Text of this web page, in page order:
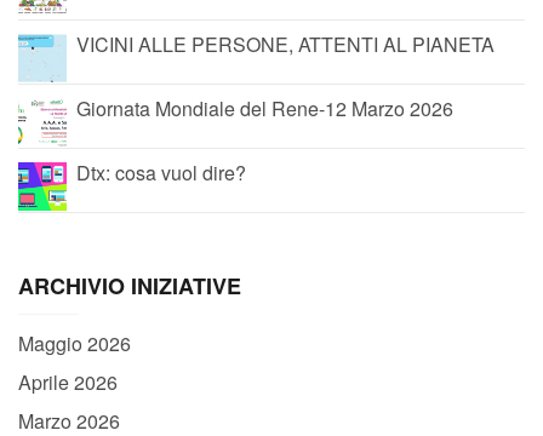
VICINI ALLE PERSONE, ATTENTI AL PIANETA
Giornata Mondiale del Rene-12 Marzo 2026
Dtx: cosa vuol dire?
ARCHIVIO INIZIATIVE
Maggio 2026
Aprile 2026
Marzo 2026